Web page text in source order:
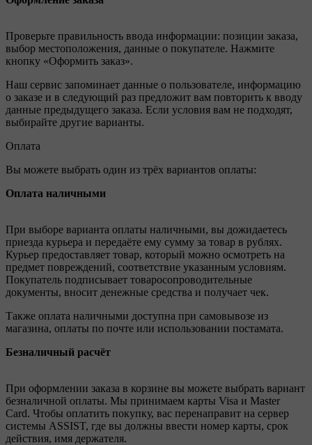
Проверьте правильность ввода информации: позиции заказа,
выбор местоположения, данные о покупателе. Нажмите
кнопку «Оформить заказ».
Наш сервис запоминает данные о пользователе, информацию
о заказе и в следующий раз предложит вам повторить к вводу
данные предыдущего заказа. Если условия вам не подходят,
выбирайте другие варианты.
Оплата
Вы можете выбрать один из трёх вариантов оплаты:
Оплата наличными
При выборе варианта оплаты наличными, вы дожидаетесь
приезда курьера и передаёте ему сумму за товар в рублях.
Курьер предоставляет товар, который можно осмотреть на
предмет повреждений, соответствие указанным условиям.
Покупатель подписывает товаросопроводительные
документы, вносит денежные средства и получает чек.
Также оплата наличными доступна при самовывозе из
магазина, оплаты по почте или использовании постамата.
Безналичный расчёт
При оформлении заказа в корзине вы можете выбрать вариант
безналичной оплаты. Мы принимаем карты Visa и Master
Card. Чтобы оплатить покупку, вас перенаправит на сервер
системы ASSIST, где вы должны ввести номер карты, срок
действия, имя держателя.